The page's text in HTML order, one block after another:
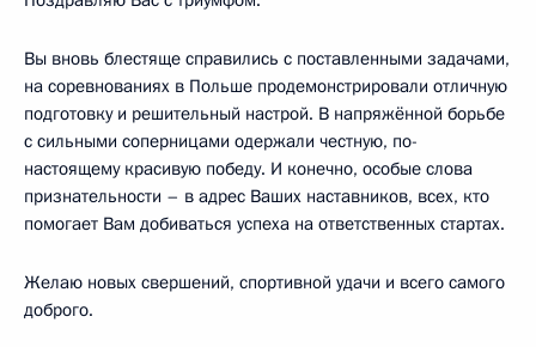
Вы вновь блестяще справились с поставленными задачами,
на соревнованиях в Польше продемонстрировали отличную
подготовку и решительный настрой. В напряжённой борьбе
с сильными соперницами одержали честную, по-
настоящему красивую победу. И конечно, особые слова
признательности – в адрес Ваших наставников, всех, кто
помогает Вам добиваться успеха на ответственных стартах.
Желаю новых свершений, спортивной удачи и всего самого
доброго.